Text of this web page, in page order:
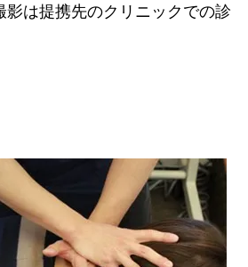
影は提携先のクリニックでの診